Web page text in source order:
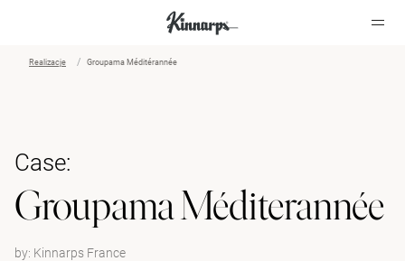
Realizacje Groupama Méditérannée
Case:
Groupama Méditerannée
by: Kinnarps France